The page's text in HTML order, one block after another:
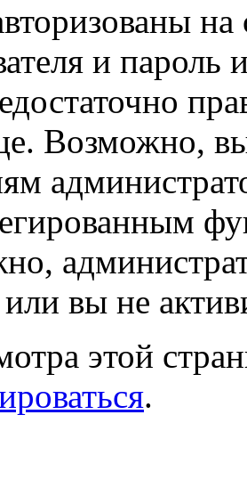
на
и пароль
Возможно,
или вы не
этой
.